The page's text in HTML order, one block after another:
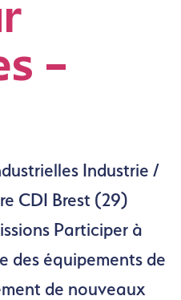
–
Industrie /
CDI Brest (29)
Participer à
des équipements de
de nouveaux